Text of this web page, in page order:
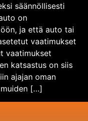
säännöllisesti
on
ja että auto tai
vaatimukset
vaatimukset
katsastus on siis
ajajan oman
[…]